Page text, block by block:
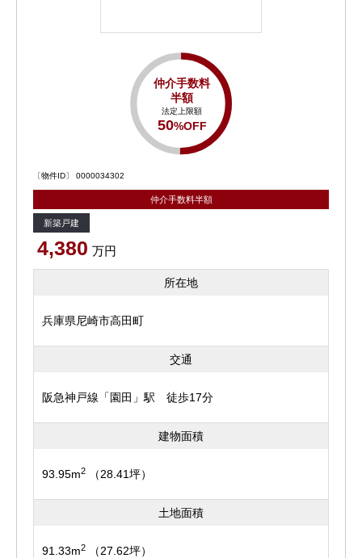
仲介手数料
半額
法定上限額
50%OFF
〔物件ID〕 0000034302
仲介手数料半額
新築戸建
4,380 万円
所在地
兵庫県尼崎市高田町
交通
阪急神戸線「園田」駅 徒歩17分
建物面積
93.95m2 （28.41坪）
土地面積
91.33m2 （27.62坪）